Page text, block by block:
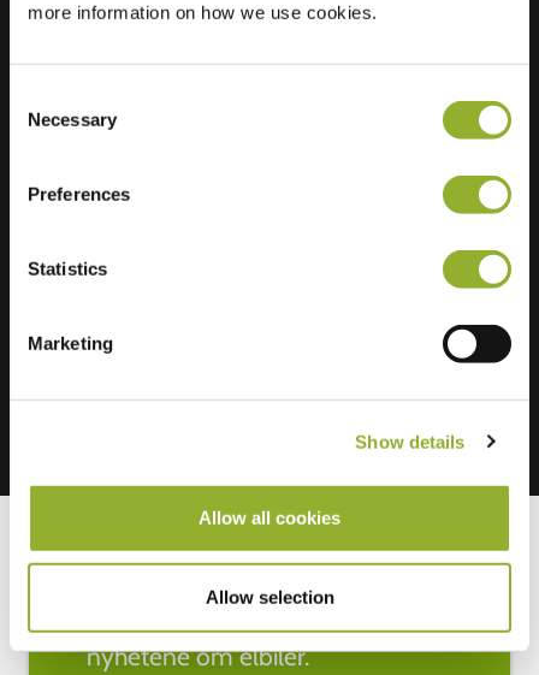
more information on how we use cookies.
Selection
Necessary
Preferences
Statistics
Marketing
Show details
Allow all cookies
Allow selection
Regular Charging 1 of 2 available
Hold deg oppdatert med de siste
nyhetene om elbiler.